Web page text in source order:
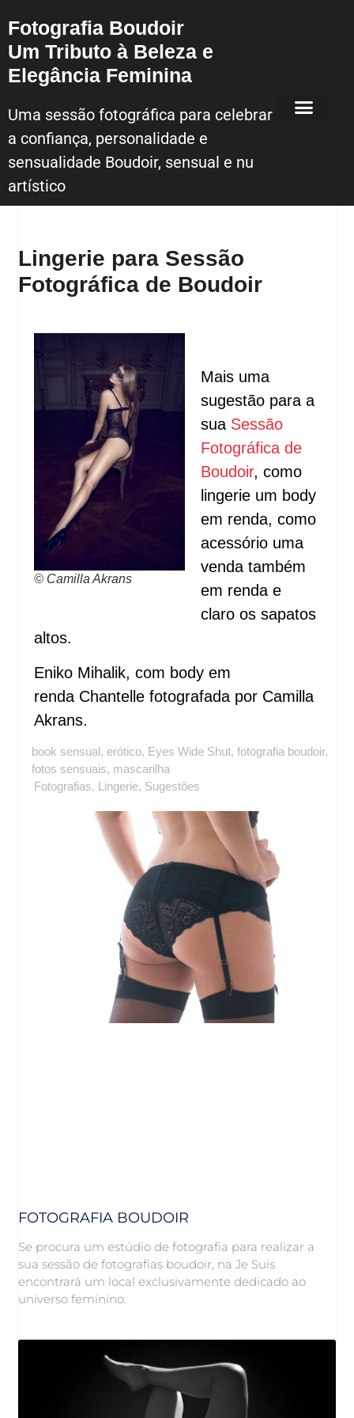
Fotografia Boudoir
Um Tributo à Beleza e
Elegância Feminina
Uma sessão fotográfica para celebrar
a confiança, personalidade e
sensualidade Boudoir, sensual e nu
artístico
Lingerie para Sessão
Fotográfica de Boudoir
© Camilla Akrans
Mais uma
sugestão para a
sua Sessão
Fotográfica de
Boudoir, como
lingerie um body
em renda, como
acessório uma
venda também
em renda e
claro os sapatos
altos.
Eniko Mihalik, com body em
renda Chantelle fotografada por Camilla
Akrans.
book sensual, erótico, Eyes Wide Shut,fotografia boudoir,
fotos sensuais, mascarilha
Fotografias, Lingerie, Sugestões
FOTOGRAFIA BOUDOIR
Se procura um estúdio de fotografia para realizar a
sua sessão de fotografias boudoir, na Je Suis
encontrará um local exclusivamente dedicado ao
universo feminino.